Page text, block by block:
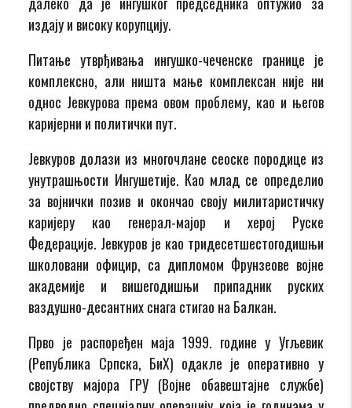
издају и високу корупцију.
Питање утврђивања ингушко-чеченске границе је
комплексно, али ништа мање комплексан није ни
однос Јевкурова према овом проблему, као и његов
каријерни и политички пут.
Јевкуров долази из многочлане сеоске породице из
унутрашњости Ингушетије. Као млад се определио
за војнички позив и окончао своју милитаристичку
каријеру као генерал-мајор и херој Руске
Федерације. Јевкуров је као тридесетшестогодишњи
школовани официр, са дипломом Фрунзеове војне
академије и вишегодишњи припадник руских
ваздушно-десантних снага стигао на Балкан.
Прво је распоређен маја 1999. године у Угљевик
(Република Српска, БиХ) одакле је оперативно у
својству мајора ГРУ (Војне обавештајне службе)